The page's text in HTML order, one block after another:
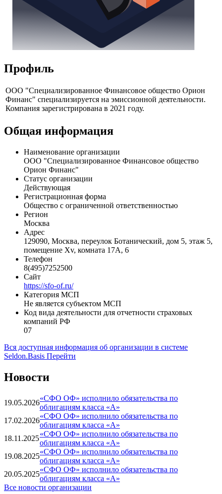
Профиль
ООО "Специализированное Финансовое общество Орион
Финанс" специализируется на эмиссионной деятельности.
Компания зарегистрирована в 2021 году.
Общая информация
Наименование организации
ООО "Специализированное Финансовое общество
Орион Финанс"
Статус организации
Действующая
Регистрационная форма
Общество с ограниченной ответственностью
Регион
Москва
Адрес
129090, Москва, переулок Ботанический, дом 5, этаж 5,
помещение Xv, комната 17А, 6
Телефон
8(495)7252500
Сайт
https://sfo-of.ru/
Категория МСП
Не является субъектом МСП
Код вида деятельности для отчетности страховых
компаний РФ
07
Вся доступная информация об организации в системе
Seldon.Basis Перейти
Новости
19.05.2026
«СФО ОФ» исполнило обязательства по
облигациям класса «А»
17.02.2026
«СФО ОФ» исполнило обязательства по
облигациям класса «А»
18.11.2025
«СФО ОФ» исполнило обязательства по
облигациям класса «А»
19.08.2025
«СФО ОФ» исполнило обязательства по
облигациям класса «А»
20.05.2025
«СФО ОФ» исполнило обязательства по
облигациям класса «А»
Все новости организации